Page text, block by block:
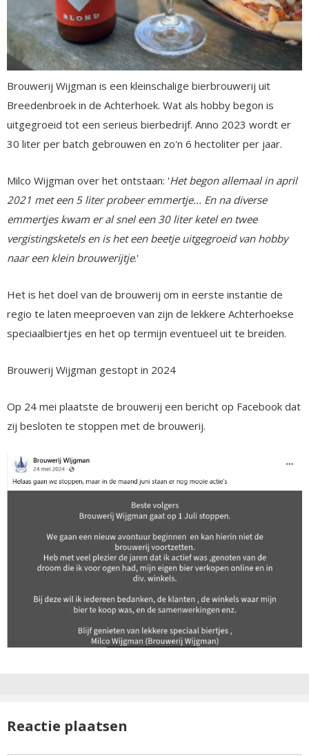
Brouwerij Wijgman is een kleinschalige bierbrouwerij uit
Breedenbroek in de Achterhoek. Wat als hobby begon is
uitgegroeid tot een serieus bierbedrijf. Anno 2023 wordt er
30 liter per batch gebrouwen en zo'n 6 hectoliter per jaar.
Milco Wijgman over het ontstaan: 'Het begon allemaal in april
2021 met een 5 liter probeer emmertje... En na diverse
emmertjes kwam er al snel een 30 liter ketel en twee
vergistingsketels en is het een beetje uitgegroeid van hobby
naar een klein brouwerijtje.'
Het is het doel van de brouwerij om in eerste instantie de
regio te laten meeproeven van zijn de lekkere Achterhoekse
speciaalbiertjes en het op termijn eventueel uit te breiden.
Brouwerij Wijgman gestopt in 2024
Op 24 mei plaatste de brouwerij een bericht op Facebook dat
zij besloten te stoppen met de brouwerij.
Reactie plaatsen